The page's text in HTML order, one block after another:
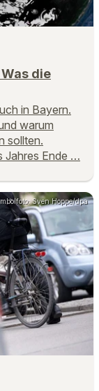
die
in Bayern.
warum
sollten.
Jahres Ende …
Sven Hoppe/dpa